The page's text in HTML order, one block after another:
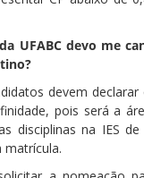
UFABC devo me
devem
pois será a
disciplinas na IES
matrícula.